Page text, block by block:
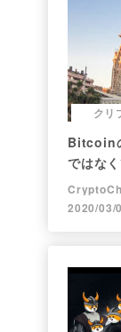
クリ
Bitcoin
ではな
2020/03/